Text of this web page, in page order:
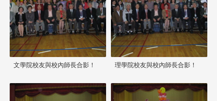
文學院校友與校內師長合影！ 理學院校友與校內師長合影！